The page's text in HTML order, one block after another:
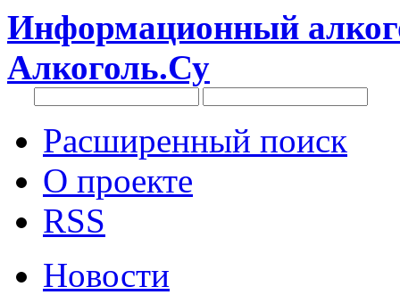
Информационный
Алкоголь.Су
Расширенный поиск
О проекте
RSS
Новости